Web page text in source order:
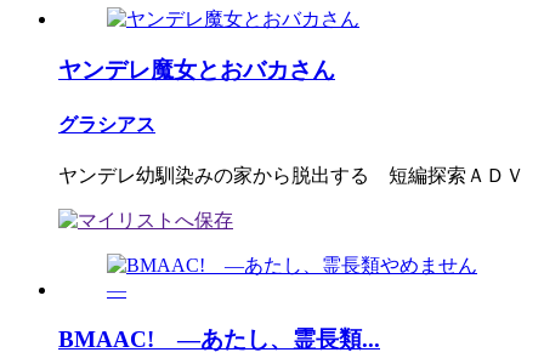
ヤンデレ魔女とおバカさん
グラシアス
ヤンデレ幼馴染みの家から脱出する 短編探索ＡＤＶ
BMAAC! ―あたし、霊長類...